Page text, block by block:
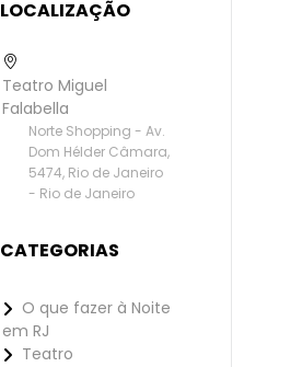
LOCALIZAÇÃO
Teatro Miguel
Falabella
Norte Shopping - Av.
Dom Hélder Câmara,
5474, Rio de Janeiro
- Rio de Janeiro
CATEGORIAS
O que fazer à Noite
em RJ
Teatro